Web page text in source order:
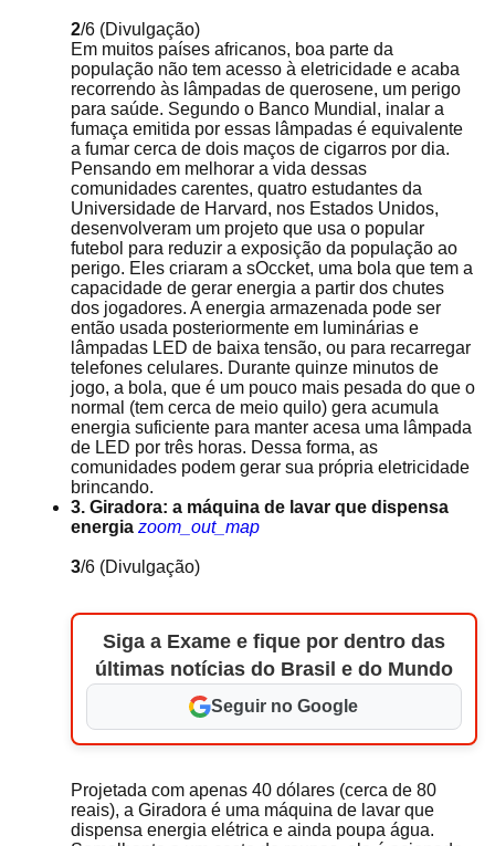
2/6 (Divulgação)
Em muitos países africanos, boa parte da
população não tem acesso à eletricidade e acaba
recorrendo às lâmpadas de querosene, um perigo
para saúde. Segundo o Banco Mundial, inalar a
fumaça emitida por essas lâmpadas é equivalente
a fumar cerca de dois maços de cigarros por dia.
Pensando em melhorar a vida dessas
comunidades carentes, quatro estudantes da
Universidade de Harvard, nos Estados Unidos,
desenvolveram um projeto que usa o popular
futebol para reduzir a exposição da população ao
perigo. Eles criaram a sOccket, uma bola que tem a
capacidade de gerar energia a partir dos chutes
dos jogadores. A energia armazenada pode ser
então usada posteriormente em luminárias e
lâmpadas LED de baixa tensão, ou para recarregar
telefones celulares. Durante quinze minutos de
jogo, a bola, que é um pouco mais pesada do que o
normal (tem cerca de meio quilo) gera acumula
energia suficiente para manter acesa uma lâmpada
de LED por três horas. Dessa forma, as
comunidades podem gerar sua própria eletricidade
brincando.
3. Giradora: a máquina de lavar que dispensa
energia zoom_out_map
3/6 (Divulgação)
Siga a Exame e fique por dentro das
últimas notícias do Brasil e do Mundo
Seguir no Google
Projetada com apenas 40 dólares (cerca de 80
reais), a Giradora é uma máquina de lavar que
dispensa energia elétrica e ainda poupa água.